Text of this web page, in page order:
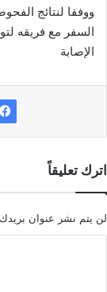
ووفقا لنتائج
السفر مع فريقه
الإصابة
اترك تعليقاً
لن يتم نشر عنوان بريدك